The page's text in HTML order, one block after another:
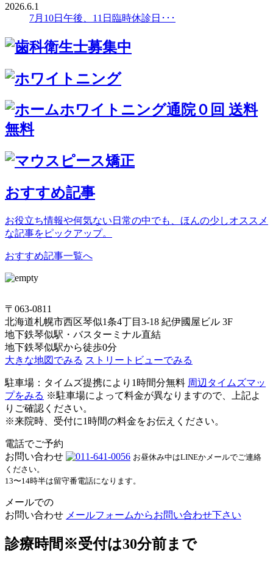
2026.6.1
7月10日午後、11日臨時休診日･･･
おすすめ記事
お役立ち情報や何気ない日常の中でも、ほんの少しオススメ
な記事をピックアップ。
おすすめ記事一覧へ
〒063-0811
北海道札幌市西区琴似1条4丁目3-18 紀伊國屋ビル 3F
地下鉄琴似駅・バスターミナル直結
地下鉄琴似駅から徒歩0分
大きな地図でみる ストリートビューでみる
駐車場：タイムズ提携により1時間分無料 周辺タイムズマッ
プをみる ※駐車場によって料金が異なりますので、上記よ
りご確認ください。
※来院時、受付に1時間の料金をお伝えください。
電話でご予約
お問い合わせ
お昼休み中はLINEかメールでご連絡
ください。
13〜14時半は留守番電話になります。
メールでの
お問い合わせ メールフォームからお問い合わせ下さい
診療時間 ※受付は30分前まで